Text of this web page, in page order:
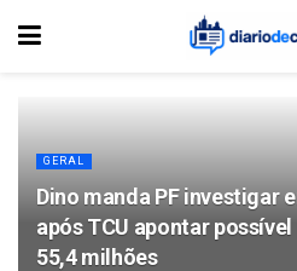
GERAL
Dino manda PF investigar
após TCU apontar
55,4 milhões